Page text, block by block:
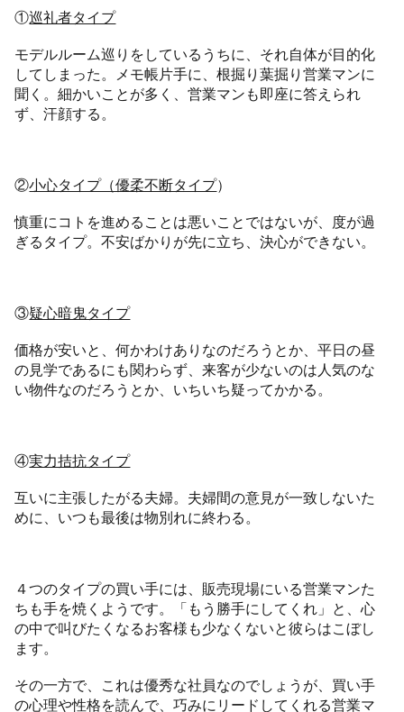
①巡礼者タイプ
モデルルーム巡りをしているうちに、それ自体が目的化
してしまった。メモ帳片手に、根掘り葉掘り営業マンに
聞く。細かいことが多く、営業マンも即座に答えられ
ず、汗顔する。
②小心タイプ（優柔不断タイプ）
慎重にコトを進めることは悪いことではないが、度が過
ぎるタイプ。不安ばかりが先に立ち、決心ができない。
③疑心暗鬼タイプ
価格が安いと、何かわけありなのだろうとか、平日の昼
の見学であるにも関わらず、来客が少ないのは人気のな
い物件なのだろうとか、いちいち疑ってかかる。
④実力拮抗タイプ
互いに主張したがる夫婦。夫婦間の意見が一致しないた
めに、いつも最後は物別れに終わる。
４つのタイプの買い手には、販売現場にいる営業マンた
ちも手を焼くようです。「もう勝手にしてくれ」と、心
の中で叫びたくなるお客様も少なくないと彼らはこぼし
ます。
その一方で、これは優秀な社員なのでしょうが、買い手
の心理や性格を読んで、巧みにリードしてくれる営業マ